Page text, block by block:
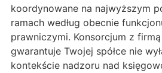
koordynowane na najwyższym
ramach według obecnie
prawniczymi. Konsorcjum z
gwarantuje Twojej spółce nie
kontekście nadzoru nad